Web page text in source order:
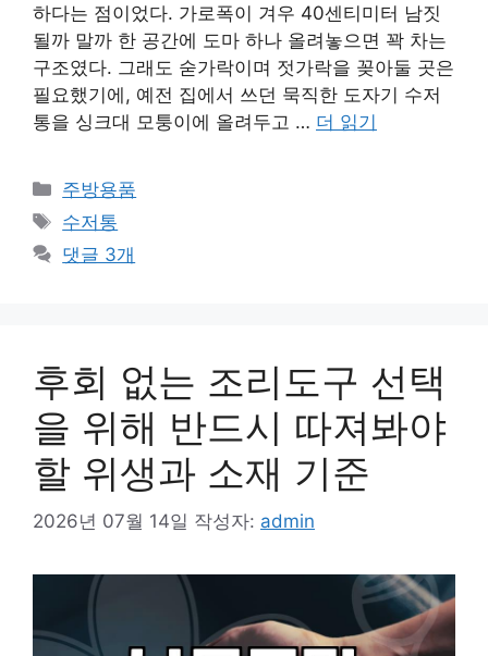
하다는 점이었다. 가로폭이 겨우 40센티미터 남짓
될까 말까 한 공간에 도마 하나 올려놓으면 꽉 차는
구조였다. 그래도 숟가락이며 젓가락을 꽂아둘 곳은
필요했기에, 예전 집에서 쓰던 묵직한 도자기 수저
통을 싱크대 모퉁이에 올려두고 … 더 읽기
카
테
리
주방용품
태
그
수저통
댓글 3개
후회 없는 조리도구 선택
을 위해 반드시 따져봐야
할 위생과 소재 기준
2026년 07월 14일 작성자: admin